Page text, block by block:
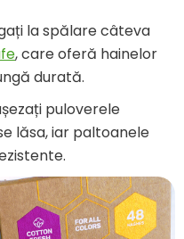
la spălare câteva
, care oferă hainelor
durată.
puloverele
lăsa, iar paltoanele